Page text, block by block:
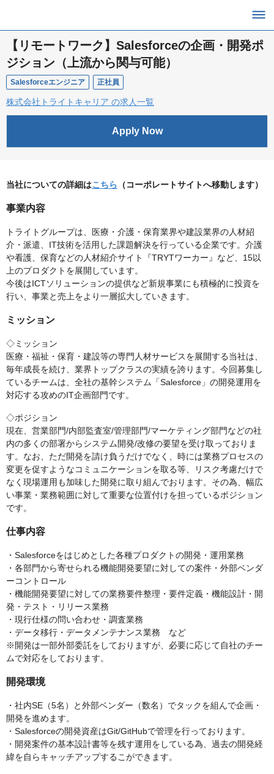
【リモートワーク】Salesforceの企画・開発ポ
ジション（上流から関与可能）
Salesforceエンジニア 正社員
株式会社トライトキャリア の求人一覧
Apply Now
当社についての詳細はこちら （コーポレートサイトへ移動します）
事業内容
トライトグループは、医療・介護・保育業界や建設業界の人材紹
介・派遣、IT技術を活用した課題解決を行っている企業です。介護
や看護、保育などの人材紹介サイト『TRYTワーカー』など、15以
上のプロダクトを展開しています。
今後はICTソリューションの提供など新規事業にも積極的に投資を
行い、事業と売上をより一層拡大していきます。
ミッション
◇ミッション
医療・福祉・保育・建設等の専門人材サービスを展開する当社は、
毎年成長を続け、業界トップクラスの実績を誇ります。今回募集し
ているチームは、全社の基幹システム「Salesforce」の開発運用を
対応する攻めのIT企画部門です。
◇ポジション
現在、営業部門/内部監査室/管理部門/マーケティング部門などの社
内の多くの部署からシステム開発/改修の要望を受け取っておりま
す。なお、ただ開発を請け負うだけでなく、時には業務プロセスの
変更を促すようなコミュニケーションを取る等、リスク考慮だけで
なく現場運用も加味した開発に取り組んでおります。その為、幅広
い事業・業務範囲に対して重要な位置付けを担っているポジション
です。
仕事内容
・Salesforceをはじめとした各種プロダクトの開発・運用業務
・各部門から寄せられる機能開発要望に対しての案件・外部ベンダ
ーコントロール
・機能開発要望に対しての業務要件整理・要件定義・機能設計・開
発・テスト・リリース業務
・現行仕様の問い合わせ・調査業務
・データ移行・データメンテナンス業務 など
※開発は一部外部委託をしておりますが、必要に応じて自社のチー
ムで対応をしております。
開発環境
・社内SE（5名）と外部ベンダー（数名）でタックを組んで企画・
開発を進めます。
・Salesforceの開発資産はGit/GitHubで管理を行っております。
・開発案件の基本設計書等を残す運用をしている為、過去の開発経
緯を自らキャッチアップするこができます。